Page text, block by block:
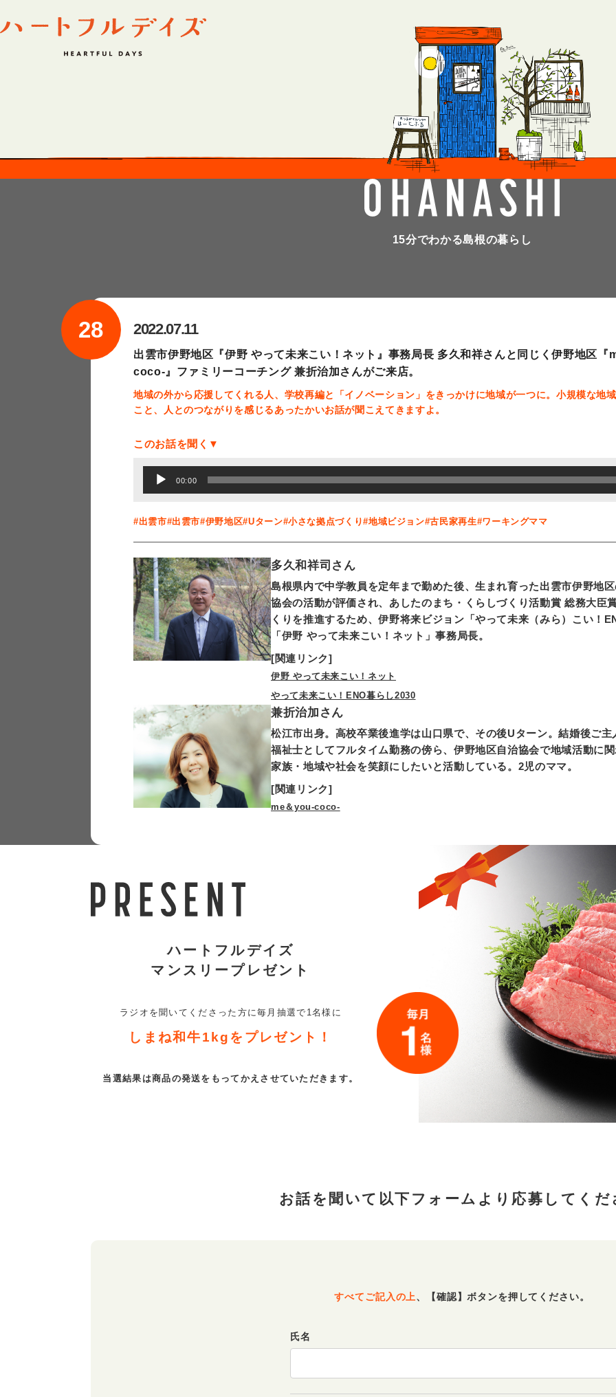
15分でわかる島根の暮らし
28 2022.07.11
出雲市伊野地区『伊野 やって未来こい！ネット』事務局長 多久和祥さんと同じく伊野地区『
coco-』ファミリーコーチング 兼折治加さんがご来店。
地域の外から応援してくれる人、学校再編と「イノベーション」をきっかけに地域が一つに。小規模な地
こと、人とのつながりを感じるあったかいお話が聞こえてきますよ。
このお話を聞く▼
声
ヤ
ー
00:00
#出雲市#出雲市#伊野地区#Uターン#小さな拠点づくり#地域ビジョン#古民家再生#ワーキングママ
多久和祥司さん
島根県内で中学教員を定年まで勤めた後、生まれ育った出雲市伊野地
協会の活動が評価され、あしたのまち・くらしづくり活動賞 総務大臣
くりを推進するため、伊野将来ビジョン「やって未来（みら）こい！
「伊野 やって未来こい！ネット」事務局長。
[関連リンク]
伊野 やって未来こい！ネット
やって未来こい！ENO暮らし2030
兼折治加さん
松江市出身。高校卒業後進学は山口県で、その後Uターン。結婚後ご
福祉士としてフルタイム勤務の傍ら、伊野地区自治協会で地域活動に
家族・地域や社会を笑顔にしたいと活動している。2児のママ。
[関連リンク]
me＆you-coco-
ハートフルデイズ
マンスリープレゼント
ラジオを聞いてくださった方に毎月抽選で1名様に
しまね和牛1kgを プレゼント！
当選結果は商品の発送をもって かえさせていただきます。
お話を聞いて以下フォームより 応募してくだ
すべてご記入の上、 【確認】ボタンを押してください。
氏名